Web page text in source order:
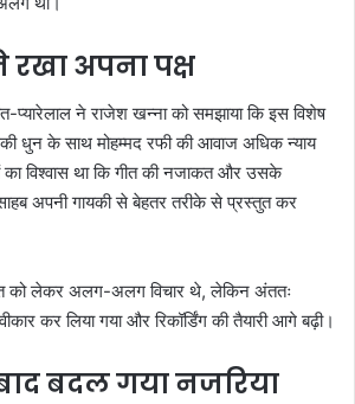
रखा अपना पक्ष
प्यारेलाल ने राजेश खन्ना को समझाया कि इस विशेष
धुन के साथ मोहम्मद रफी की आवाज अधिक न्याय
विश्वास था कि गीत की नजाकत और उसके
अपनी गायकी से बेहतर तरीके से प्रस्तुत कर
को लेकर अलग-अलग विचार थे, लेकिन अंततः
कर लिया गया और रिकॉर्डिंग की तैयारी आगे बढ़ी।
बदल गया नजरिया